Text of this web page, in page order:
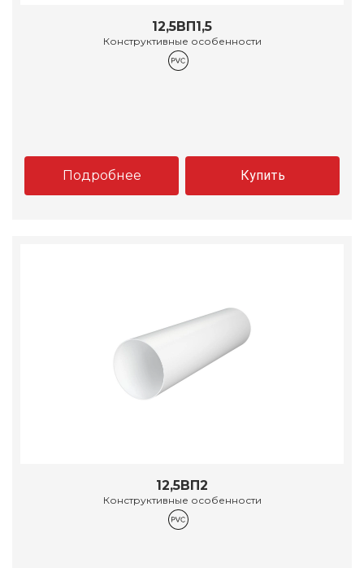
12,5ВП1,5
Конструктивные особенности
Подробнее Купить
12,5ВП2
Конструктивные особенности